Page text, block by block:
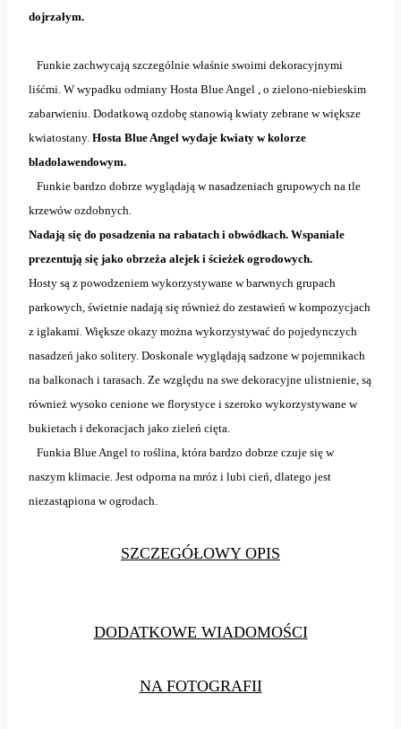
dojrzałym.
Funkie zachwycają szczególnie właśnie swoimi dekoracyjnymi
liśćmi. W wypadku odmiany Hosta Blue Angel , o zielono-niebieskim
zabarwieniu. Dodatkową ozdobę stanowią kwiaty zebrane w większe
kwiatostany. Hosta Blue Angel wydaje kwiaty w kolorze
bladolawendowym.
Funkie bardzo dobrze wyglądają w nasadzeniach grupowych na tle
krzewów ozdobnych.
Nadają się do posadzenia na rabatach i obwódkach. Wspaniale
prezentują się jako obrzeża alejek i ścieżek ogrodowych.
Hosty są z powodzeniem wykorzystywane w barwnych grupach
parkowych, świetnie nadają się również do zestawień w kompozycjach
z iglakami. Większe okazy można wykorzystywać do pojedynczych
nasadzeń jako solitery. Doskonale wyglądają sadzone w pojemnikach
na balkonach i tarasach. Ze względu na swe dekoracyjne ulistnienie, są
również wysoko cenione we florystyce i szeroko wykorzystywane w
bukietach i dekoracjach jako zieleń cięta.
Funkia Blue Angel to roślina, która bardzo dobrze czuje się w
naszym klimacie. Jest odporna na mróz i lubi cień, dlatego jest
niezastąpiona w ogrodach.
SZCZEGÓŁOWY OPIS
DODATKOWE WIADOMOŚCI
NA FOTOGRAFII